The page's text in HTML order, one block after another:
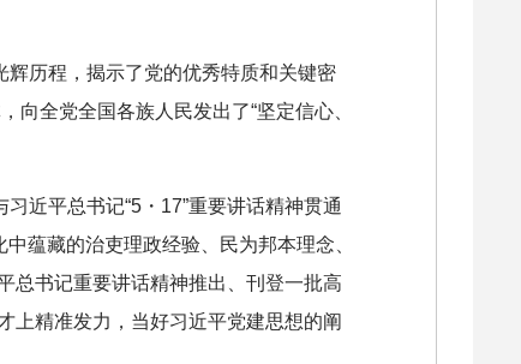
历程，揭示了党的优秀特质和关键密
向全党全国各族人民发出了“坚定信心、
近平总书记“5・17”重要讲话精神贯通
蕴藏的治吏理政经验、民为邦本理念、
总书记重要讲话精神推出、刊登一批高
上精准发力，当好习近平党建思想的阐